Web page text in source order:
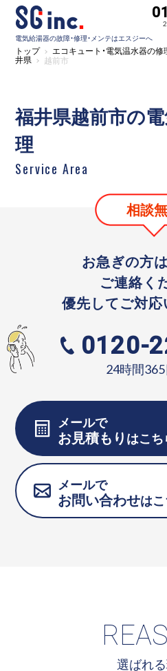
電気給湯器の故障・修理・メンテはエスジーへ
トップ エコキュート・電気温水器の
井県 越前市
福井県越前市の
理
Service Area
相談
お急ぎの方
ご連絡く
優先してご対応
0120-
24時間
メールで
お見積もりはこち
メールで
お問い合わせは
選ばれ